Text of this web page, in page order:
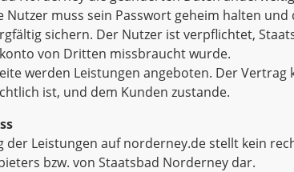
muss sein Passwort geheim halten und
sichern. Der Nutzer ist verpflichtet,
von Dritten missbraucht wurde.
werden Leistungen angeboten. Der
ist, und dem Kunden zustande.
der Leistungen auf norderney.de stellt kein
bzw. von Staatsbad Norderney dar.